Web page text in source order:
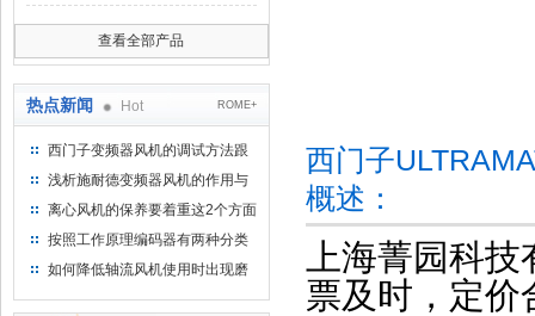
查看全部产品
热点新闻 Hot ROME+
西门子变频器风机的调试方法跟
步骤
浅析施耐德变频器风机的作用与
意义所在
离心风机的保养要着重这2个方面
按照工作原理编码器有两种分类
如何降低轴流风机使用时出现磨
西门子
概述：
上海菁园科
票及时，定价